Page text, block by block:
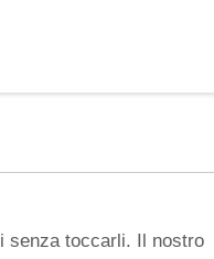
senza toccarli. Il nostro